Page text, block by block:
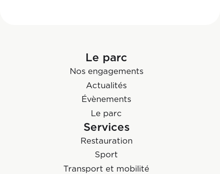
Le parc
Nos engagements
Actualités
Évènements
Le parc
Services
Restauration
Sport
Transport et mobilité